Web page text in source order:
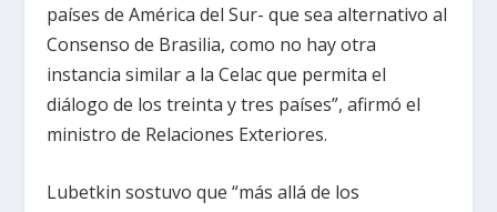
países de América del Sur- que sea alternativo al
Consenso de Brasilia, como no hay otra
instancia similar a la Celac que permita el
diálogo de los treinta y tres países”, afirmó el
ministro de Relaciones Exteriores.
Lubetkin sostuvo que “más allá de los